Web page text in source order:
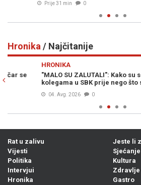
Prije 31 min 0
Hronika/ Najčitanije
"MALO SU ZALUTALI": Kako su se
kolegama u SBK prije nego što su morali
04. Avg. 2026 0
Rat u zalivu
Vijesti
Politika
Intervjui
Hronika
Jeste li
Sjećanje
Kultura
Zdravlje
Gastro